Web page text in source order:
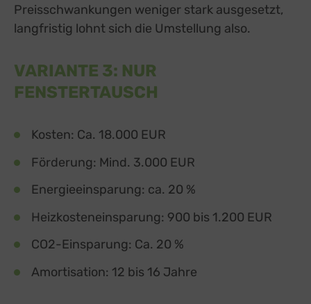
Preisschwankungen weniger stark ausgesetzt,
langfristig lohnt sich die Umstellung also.
VARIANTE 3: NUR
FENSTERTAUSCH
Kosten: Ca. 18.000 EUR
Förderung: Mind. 3.000 EUR
Energieeinsparung: ca. 20 %
Heizkosteneinsparung: 900 bis 1.200 EUR
CO2-Einsparung: Ca. 20 %
Amortisation: 12 bis 16 Jahre